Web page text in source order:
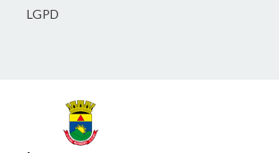
LGPD